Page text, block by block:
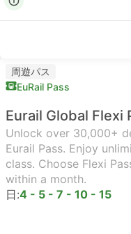
周遊パス
EuRail Pass
Eurail Global Flexi
Unlock over 30,000+
Eurail Pass. Enjoy
class. Choose Flexi
within a month.
日:4 - 5 - 7 - 10 - 15